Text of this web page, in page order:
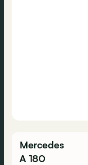
Mercedes
A 180